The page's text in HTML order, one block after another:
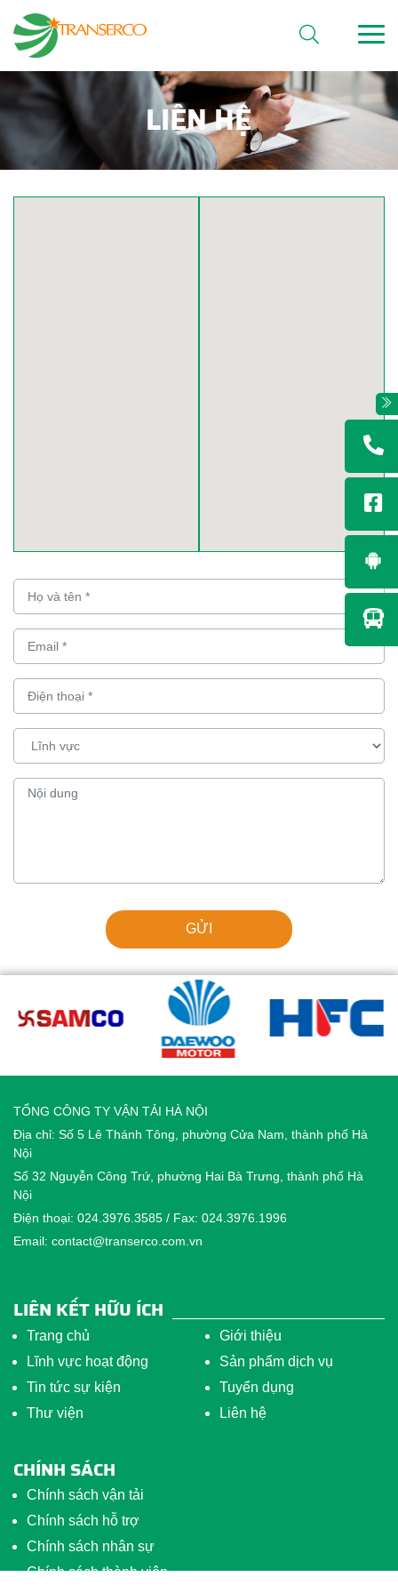
LIÊN HỆ
GỬI
TỔNG CÔNG TY VẬN TẢI HÀ NỘI
Địa chỉ: Số 5 Lê Thánh Tông, phường Cửa Nam, thành phố Hà
Nội
Số 32 Nguyễn Công Trứ, phường Hai Bà Trưng, thành phố Hà
Nội
Điện thoại: 024.3976.3585 / Fax: 024.3976.1996
Email: contact@transerco.com.vn
LIÊN KẾT HỮU ÍCH
Trang chủ
Giới thiệu
Lĩnh vực hoạt động
Sản phẩm dịch vụ
Tin tức sự kiện
Tuyển dụng
Thư viện
Liên hệ
CHÍNH SÁCH
Chính sách vận tải
Chính sách hỗ trợ
Chính sách nhân sự
Chính sách thành viên